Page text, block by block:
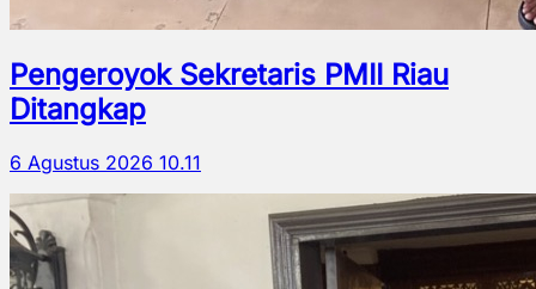
Pengeroyok Sekretaris PMII Riau
Ditangkap
6 Agustus 2026 10.11